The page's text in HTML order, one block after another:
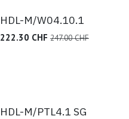
HDL-M/W04.10.1
222.30 CHF 247.00CHF
HDL-M/PTL4.1 SG